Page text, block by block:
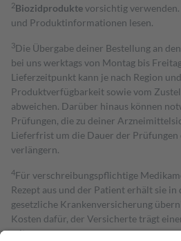
2Biozidproduktevorsichtig
und Produktinformationen lesen.
3Die Übergabe deiner Bestellung an
bei uns werktags von Montag bis
Lieferzeitpunkt kann je nach Region
Produktverfügbarkeit sowie vom
abweichen. Darüber hinaus können
Prüfungen, die zu deiner
Lieferfrist um die Dauer der
verlängern.
4Für verschreibungspflichtige
Rezept aus und der Patient erhält sie
gesetzliche Krankenversicherung
Kosten dafür, der Versicherte trägt
mit.